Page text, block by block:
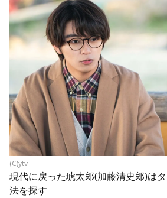
(C)ytv
現代に戻った琥太郎(加藤清史郎)は
法を探す